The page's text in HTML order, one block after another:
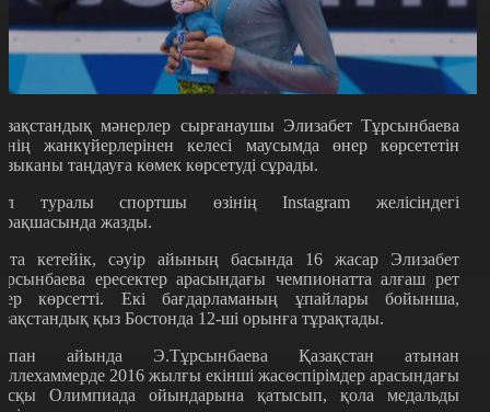
мәнерлер сырғанаушы Элизабет Тұрсынбаева
жанкүйерлерінен келесі маусымда өнер көрсететін
таңдауға көмек көрсетуді сұрады.
туралы спортшы өзінің Instagram желісіндегі
жазды.
кетейік, сәуір айының басында 16 жасар Элизабет
ересектер арасындағы чемпионатта алғаш рет
көрсетті. Екі бағдарламаның ұпайлары бойынша,
қыз Бостонда 12-ші орынға тұрақтады.
айында Э.Тұрсынбаева Қазақстан атынан
2016 жылғы екінші жасөспірімдер арасындағы
Олимпиада ойындарына қатысып, қола медальды